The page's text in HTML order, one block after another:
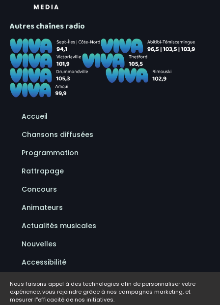
Autres chaînes radio
Accueil
Chansons diffusées
Programmation
Rattrapage
Concours
Animateurs
Actualités musicales
Nouvelles
Accessibilité
Politique de confidentialité
Conditions d'utilisation
Nous faisons appel à des technologies afin de personnaliser votre
expérience, vous rejoindre grâce à nos campagnes marketing, et
mesurer l''efficacité de nos initiatives.